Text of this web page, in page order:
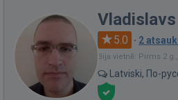
Vladislavs
5.0 · 2
Bija vietnē: Pirms 2
Latviski, По-